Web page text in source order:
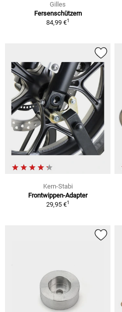
Gilles
Fersenschützern
84,99 €1
Kern-Stabi
Frontwippen-Adapter
29,95 €1